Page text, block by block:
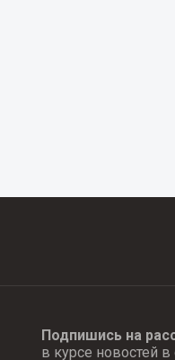
Подпишись на
в курсе новостей